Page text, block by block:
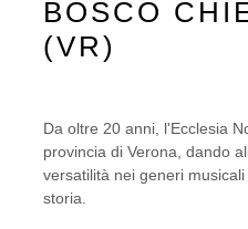
profondo, intenso, pulsante.
Fare musica è creare
cuore della nostra musica, per
un'esperienza unica.
BOSCO
(VR)
Da oltre 20 anni, l'Ecclesia
provincia di Verona, dando
versatilità nei generi
storia.